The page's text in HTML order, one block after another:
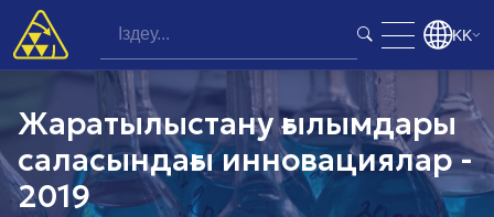
KK
Жаратылыстану ғылымдары
саласындағы инновациялар -
2019